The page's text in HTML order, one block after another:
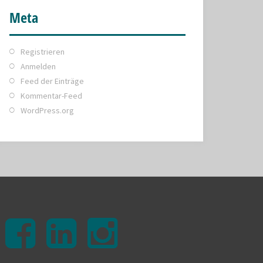
Meta
Registrieren
Anmelden
Feed der Einträge
Kommentar-Feed
WordPress.org
facebook linkedin instagram